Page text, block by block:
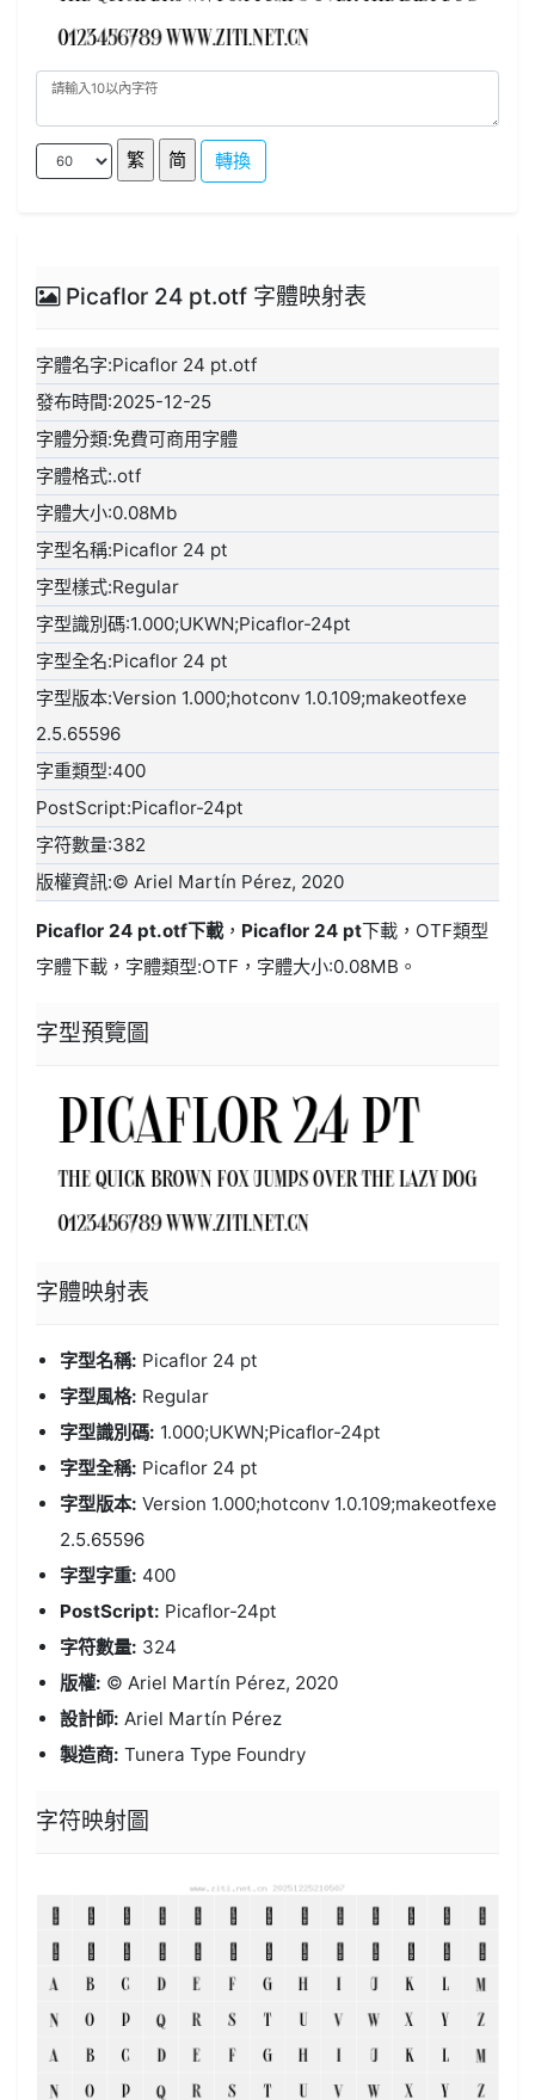
轉換
Picaflor 24 pt.otf 字體映射表
字體名字:Picaflor 24 pt.otf
發布時間:2025-12-25
字體分類:免費可商用字體
字體格式:.otf
字體大小:0.08Mb
字型名稱:Picaflor 24 pt
字型樣式:Regular
字型識別碼:1.000;UKWN;Picaflor-24pt
字型全名:Picaflor 24 pt
字型版本:Version 1.000;hotconv 1.0.109;makeotfexe
2.5.65596
字重類型:400
PostScript:Picaflor-24pt
字符數量:382
版權資訊:© Ariel Martín Pérez, 2020
Picaflor 24 pt.otf下載， Picaflor 24 pt下載， OTF類型
字體下載，字體類型:OTF ，字體大小:0.08MB。
字型預覽圖
字體映射表
字型名稱: Picaflor 24 pt
字型風格: Regular
字型識別碼: 1.000;UKWN;Picaflor-24pt
字型全稱: Picaflor 24 pt
字型版本: Version 1.000;hotconv 1.0.109;makeotfexe
2.5.65596
字型字重: 400
PostScript: Picaflor-24pt
字符數量: 324
版權: © Ariel Martín Pérez, 2020
設計師: Ariel Martín Pérez
製造商: Tunera Type Foundry
字符映射圖